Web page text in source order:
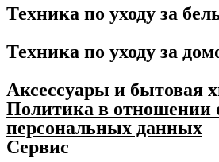
Техника по уходу за
Техника по уходу за
Аксессуары и бытовая
Политика в отношении
персональных данных
Сервис